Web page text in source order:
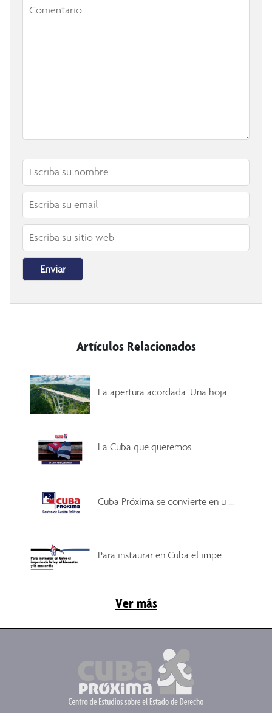
Artículos Relacionados
La apertura acordada: Una hoja ...
La Cuba que queremos ...
Cuba Próxima se convierte en u ...
Para instaurar en Cuba el impe ...
Ver más